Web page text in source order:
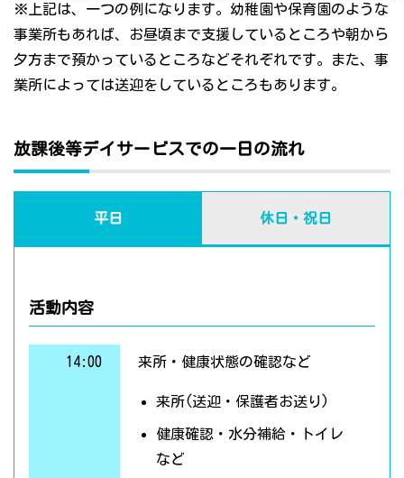
※上記は、一つの例になります。幼稚園や保育園のような
事業所もあれば、お昼頃まで支援しているところや朝から
夕方まで預かっているところなどそれぞれです。また、事
業所によっては送迎をしているところもあります。
放課後等デイサービスでの一日の流れ
平日 休日・祝日
活動内容
14:00 来所・健康状態の確認など
来所(送迎・保護者お送り)
健康確認・水分補給・トイレ
など